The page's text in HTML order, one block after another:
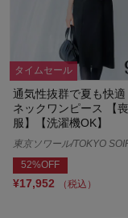
タイムセール
通気性抜群で夏も快適
ネックワンピース 【
服】【洗濯機OK】
東京ソワール/TOKYO
52%OFF
¥17,952 （税込）